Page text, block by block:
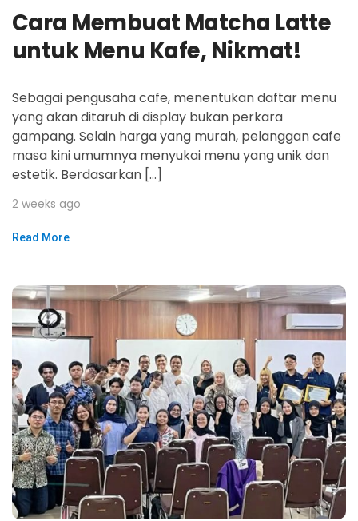
Cara Membuat Matcha Latte
untuk Menu Kafe, Nikmat!
Sebagai pengusaha cafe, menentukan daftar menu
yang akan ditaruh di display bukan perkara
gampang. Selain harga yang murah, pelanggan cafe
masa kini umumnya menyukai menu yang unik dan
estetik. Berdasarkan […]
2 weeks ago
Read More